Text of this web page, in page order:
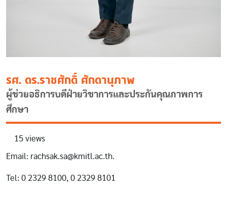
รศ. ดร.ราชศักดิ์ ศักดานุภาพ
ผู้ช่วยอธิการบดีฝ่ายวิชาการและประกันคุณภาพการ
ศึกษา
15 views
Email: rachsak.sa@kmitl.ac.th.
Tel: 0 2329 8100, 0 2329 8101